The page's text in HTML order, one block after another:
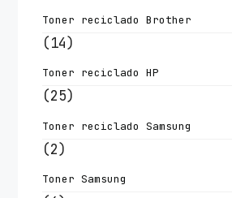
Toner reciclado Brother
(14)
Toner reciclado HP
(25)
Toner reciclado Samsung
(2)
Toner Samsung